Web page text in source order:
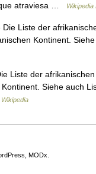
atraviesa …
Wikipedia
Liste der
Kontinent.
Liste der
Siehe auch
MODx.